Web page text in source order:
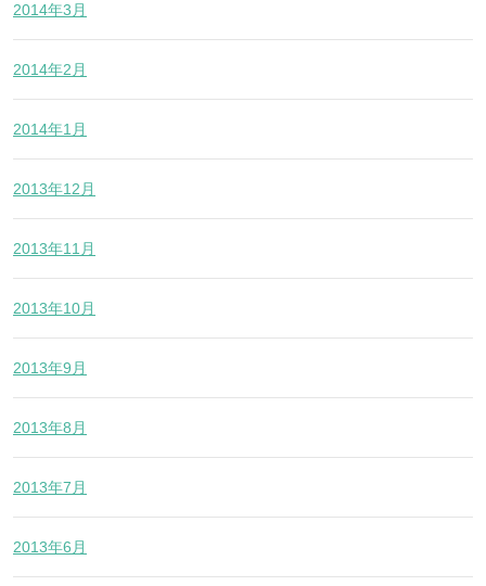
2014年3月
2014年2月
2014年1月
2013年12月
2013年11月
2013年10月
2013年9月
2013年8月
2013年7月
2013年6月